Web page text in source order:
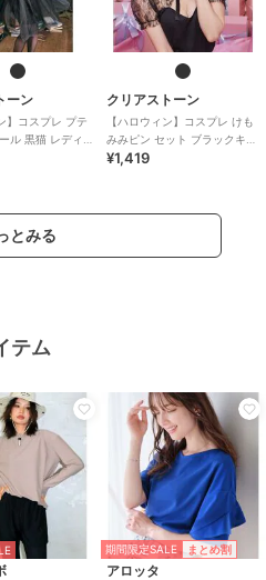
ーン
】コスプレ プテ
ル 黒猫 レディー
ロウィン
クリアストーン
【ハロウィン】コスプレ けも
みみピン セット ブラックキャ
ット ユニセックス ブラック
¥1,419
とみる
テム
期間限定SALE まとめ割
アロッタ